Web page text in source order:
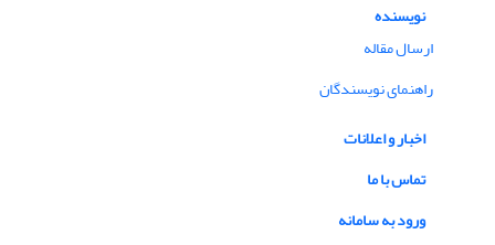
نویسنده
ارسال مقاله
راهنمای نویسندگان
اخبار و اعلانات
تماس با ما
ورود به سامانه